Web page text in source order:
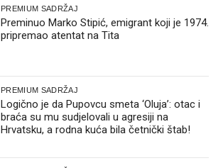
PREMIUM SADRŽAJ
Preminuo Marko Stipić, emigrant koji je 1974.
pripremao atentat na Tita
PREMIUM SADRŽAJ
Logično je da Pupovcu smeta ‘Oluja’: otac i
braća su mu sudjelovali u agresiji na
Hrvatsku, a rodna kuća bila četnički štab!